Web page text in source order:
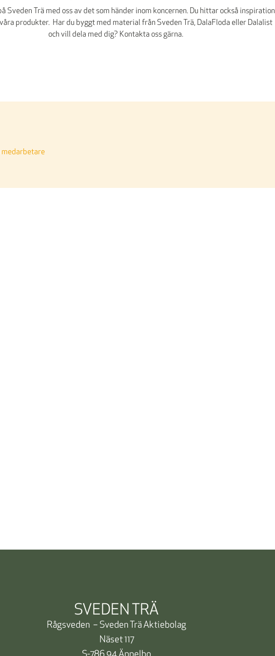
Sveden Trä med oss av det som händer inom koncernen. Du hittar också inspiration
produkter. Har du byggt med material från Sveden Trä, DalaFloda eller Dalalist
och vill dela med dig? Kontakta oss gärna.
medarbetare
SVEDEN TRÄ
Rågsveden – Sveden Trä Aktiebolag
Näset 117